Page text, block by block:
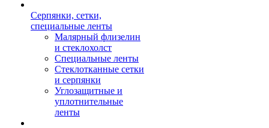
Серпянки, сетки,
специальные ленты
Малярный флизелин
и стеклохолст
Специальные ленты
Стеклотканные сетки
и серпянки
Углозащитные и
уплотнительные
ленты